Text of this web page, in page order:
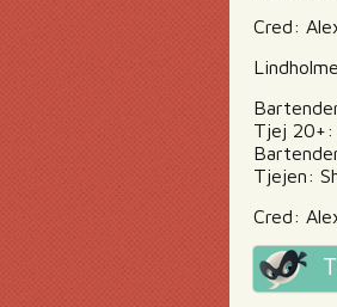
Cred:
Tjej 20+:
Tjejen:
Cred: